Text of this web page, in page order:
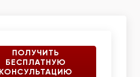
ПОЛУЧИТЬ
БЕСПЛАТНУЮ
КОНСУЛЬТАЦИЮ